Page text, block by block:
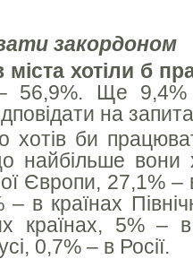
закордоном
міста хотіли б
56,9%. Ще 9,4%
на
хотів би
найбільше вони
Європи, 27,1%
в країнах
країнах, 5% –
0,7% – в Росії.